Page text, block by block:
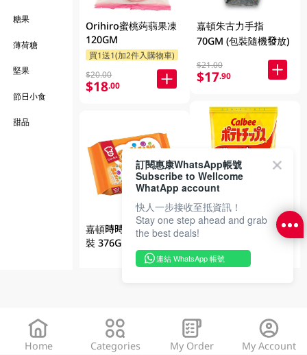
糖果
薄荷糖
堅果
節日小食
甜品
Orihiro蜜桃蒟蒻果凍
120GM
$20.00
$18.00
嘉頓時時食芝士味盒
裝 376GM (包裝隨機
嘉頓朱古力手指
70GM (包裝隨機發放)
$21.00
$17.90
卡樂b燒烤味薯片
105GM (包裝隨機發
放)
2件$37
滿$39送1件贈品
Home Categories My Order My Account
訂閱惠康WhatsApp帳號
Subscribe to Wellcome
WhatApp account
快人一步接收至抵資訊！
Stay one step ahead and grab
the best deals!
連結 WhatsApp 帳號